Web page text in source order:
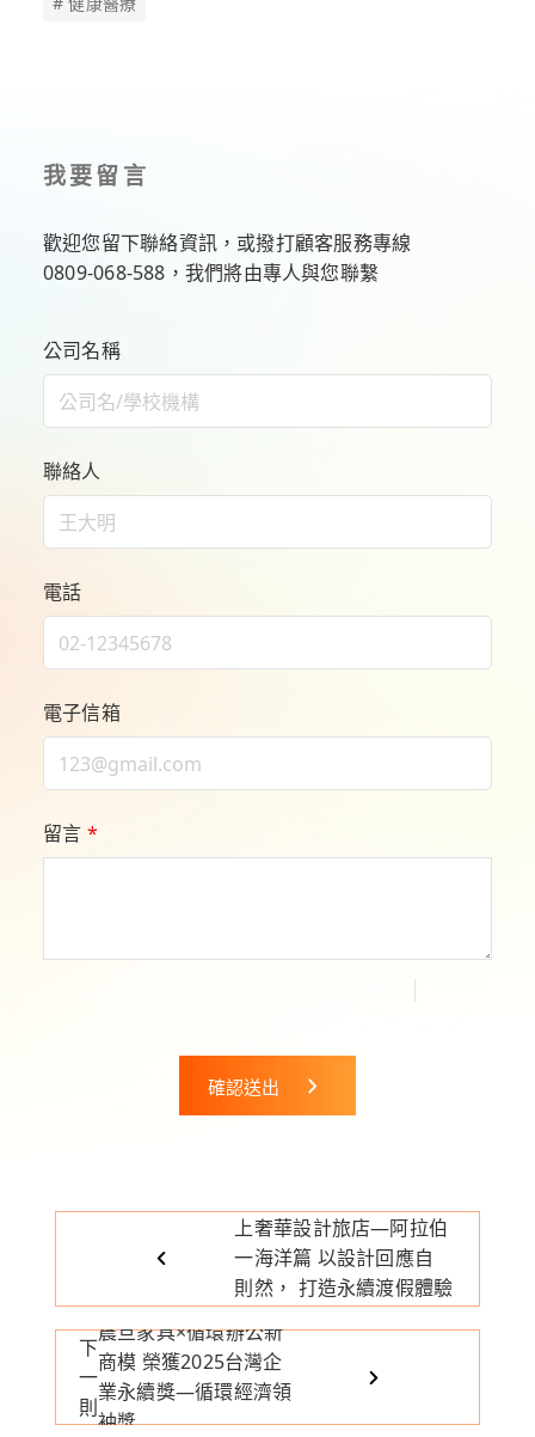
我要留言
歡迎您留下聯絡資訊，或撥打顧客服務專線
0809-068-588 ，我們將由專人與您聯繫
公司名稱
聯絡人
電話
電子信箱
留言 *
確認送出
上
一
則
奢華設計旅店—阿拉伯
海洋篇 以設計回應自
然， 打造永續渡假體驗
下
一
則
震旦家具×循環辦公新
商模 榮獲2025台灣企
業永續獎—循環經濟領
袖獎